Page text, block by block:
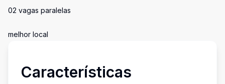
02 vagas paralelas
melhor local
Características